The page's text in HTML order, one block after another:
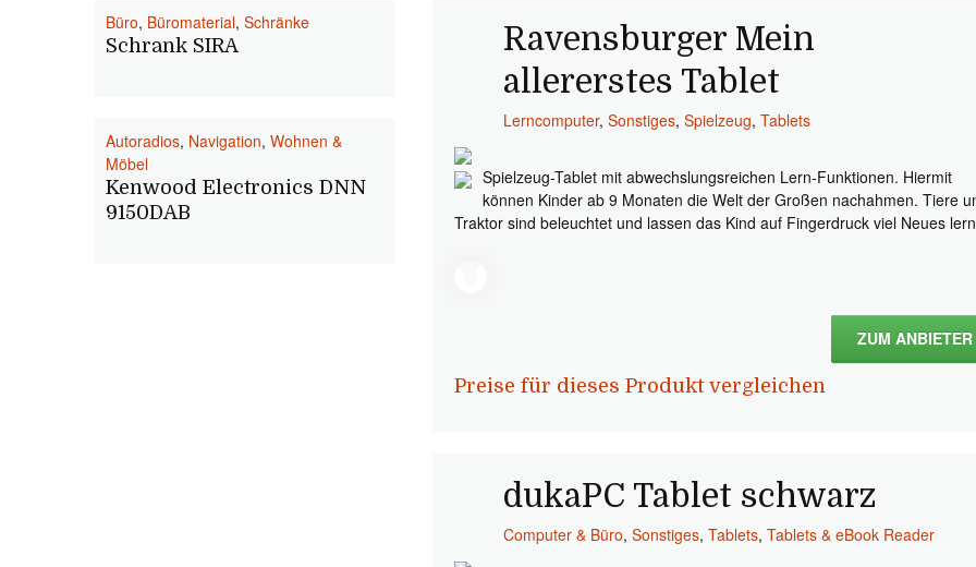
Ravensburger Mein
allererstes Tablet
Lerncomputer,Sonstiges,Spielzeug,Tablets
Spielzeug-Tablet mit abwechslungsreichen Lern-Funktionen. Hiermit
können Kinder ab 9 Monaten die Welt der Großen nachahmen. Tiere
Traktor sind beleuchtet und lassen das Kind auf Fingerdruck viel Neues
ZUM ANBIETER
Preise für dieses Produkt vergleichen
dukaPC Tablet schwarz
Computer & Büro,Sonstiges,Tablets,Tablets & eBook Reader
Büro, Büromaterial, Schränke
Schrank SIRA
Autoradios, Navigation, Wohnen &
Möbel
Kenwood Electronics DNN
9150DAB